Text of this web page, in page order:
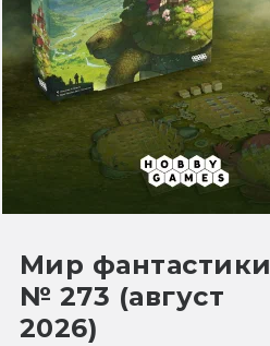
Мир фантастики
№ 273 (август
2026)